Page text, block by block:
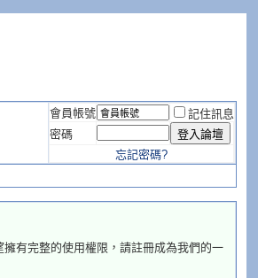
會員帳號
記住訊息
密碼
忘記密碼?
有完整的使用權限，請註冊成為我們的一